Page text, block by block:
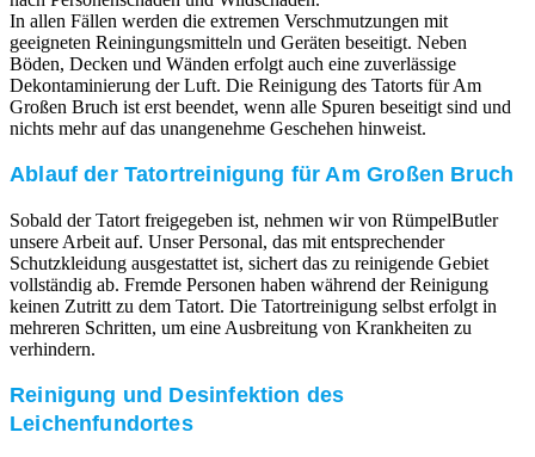
In allen Fällen werden die extremen Verschmutzungen mit
geeigneten Reiningungsmitteln und Geräten beseitigt. Neben
Böden, Decken und Wänden erfolgt auch eine zuverlässige
Dekontaminierung der Luft. Die Reinigung des Tatorts für Am
Großen Bruch ist erst beendet, wenn alle Spuren beseitigt sind und
nichts mehr auf das unangenehme Geschehen hinweist.
Ablauf der Tatortreinigung für Am Großen Bruch
Sobald der Tatort freigegeben ist, nehmen wir von RümpelButler
unsere Arbeit auf. Unser Personal, das mit entsprechender
Schutzkleidung ausgestattet ist, sichert das zu reinigende Gebiet
vollständig ab. Fremde Personen haben während der Reinigung
keinen Zutritt zu dem Tatort. Die Tatortreinigung selbst erfolgt in
mehreren Schritten, um eine Ausbreitung von Krankheiten zu
verhindern.
Reinigung und Desinfektion des
Leichenfundortes